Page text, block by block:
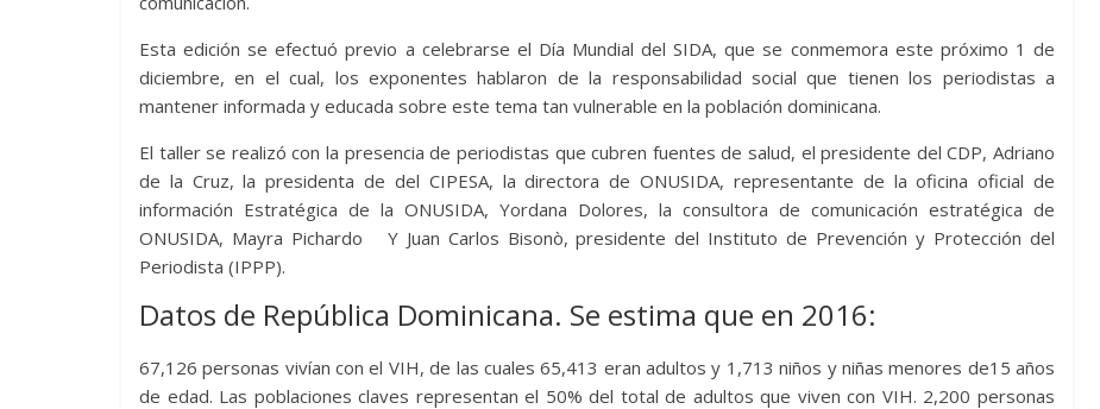
Esta edición se efectuó previo a celebrarse el Día Mundial del SIDA, que se conmemora este próximo 1 de
diciembre, en el cual, los exponentes hablaron de la responsabilidad social que tienen los periodistas a
mantener informada y educada sobre este tema tan vulnerable en la población dominicana.
El taller se realizó con la presencia de periodistas que cubren fuentes de salud, el presidente del CDP, Adriano
de la Cruz, la presidenta de del CIPESA, la directora de ONUSIDA, representante de la oficina oficial de
información Estratégica de la ONUSIDA, Yordana Dolores, la consultora de comunicación estratégica de
ONUSIDA, Mayra Pichardo Y Juan Carlos Bisonò, presidente del Instituto de Prevención y Protección del
Periodista (IPPP).
Datos de República Dominicana. Se estima que en 2016:
67,126 personas vivían con el VIH, de las cuales 65,413 eran adultos y 1,713 niños y niñas menores de15 años
de edad. Las poblaciones claves representan el 50% del total de adultos que viven con VIH. 2,200 personas